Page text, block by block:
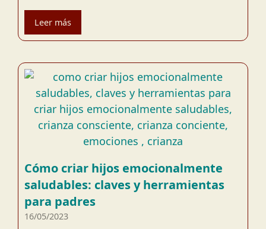
Leer más
Cómo criar hijos emocionalmente
saludables: claves y herramientas
para padres
16/05/2023